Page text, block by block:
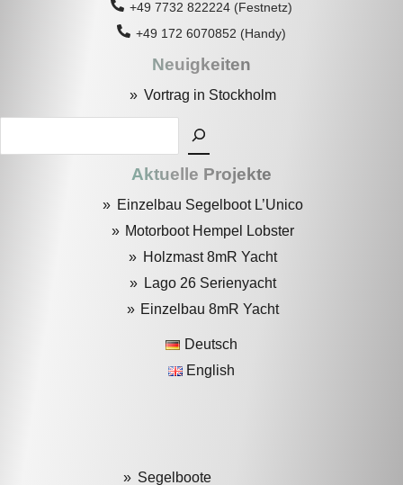
+49 7732 822224 (Festnetz)
+49 172 6070852 (Handy)
Neuigkeiten
Vortrag in Stockholm
Suchen
Aktuelle Projekte
Einzelbau Segelboot L’Unico
Motorboot Hempel Lobster
Holzmast 8mR Yacht
Lago 26 Serienyacht
Einzelbau 8mR Yacht
Deutsch
English
Segelboote